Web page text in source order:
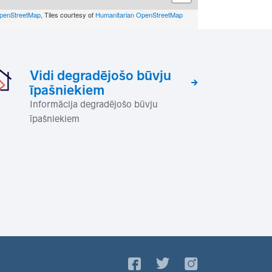
, Tiles courtesy of Humanitarian OpenStreetMap
Vidi degradējošo būvju
īpašniekiem
Informācija degradējošo būvju
īpašniekiem